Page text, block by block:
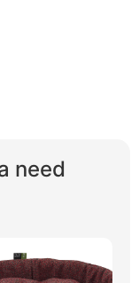
need